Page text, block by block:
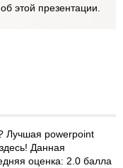
этой презентации.
Лучшая powerpoint
Данная
оценка: 2.0 балла